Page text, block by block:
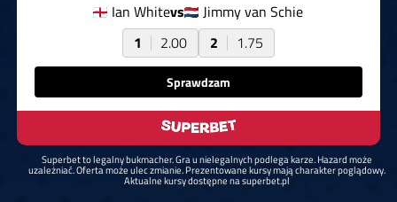
Ian Whitevs
Jimmy van Schie
1
2.00 2 1.75
Sprawdzam
Superbet to legalny bukmacher. Gra u nielegalnych podlega karze. Hazard może
uzależniać. Oferta może ulec zmianie. Prezentowane kursy mają charakter poglądowy.
Aktualne kursy dostępne na superbet.pl